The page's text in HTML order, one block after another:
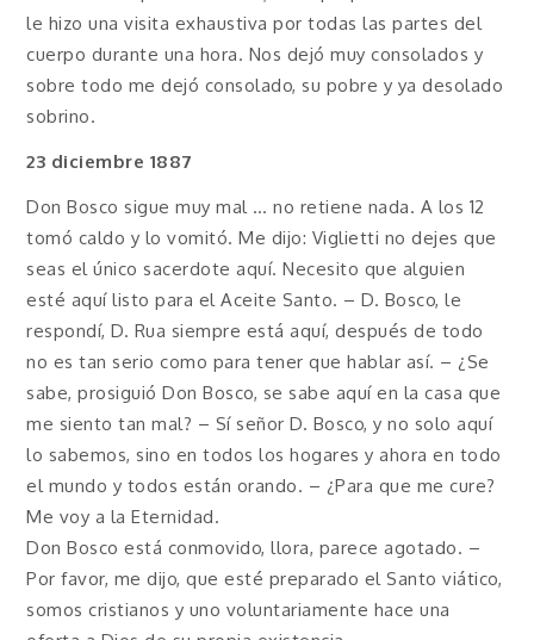
le hizo una visita exhaustiva por todas las partes del
cuerpo durante una hora. Nos dejó muy consolados y
sobre todo me dejó consolado, su pobre y ya desolado
sobrino.
23 diciembre 1887
Don Bosco sigue muy mal … no retiene nada. A los 12
tomó caldo y lo vomitó. Me dijo: Viglietti no dejes que
seas el único sacerdote aquí. Necesito que alguien
esté aquí listo para el Aceite Santo. – D. Bosco, le
respondí, D. Rua siempre está aquí, después de todo
no es tan serio como para tener que hablar así. – ¿Se
sabe, prosiguió Don Bosco, se sabe aquí en la casa que
me siento tan mal? – Sí señor D. Bosco, y no solo aquí
lo sabemos, sino en todos los hogares y ahora en todo
el mundo y todos están orando. – ¿Para que me cure?
Me voy a la Eternidad.
Don Bosco está conmovido, llora, parece agotado. –
Por favor, me dijo, que esté preparado el Santo viático,
somos cristianos y uno voluntariamente hace una